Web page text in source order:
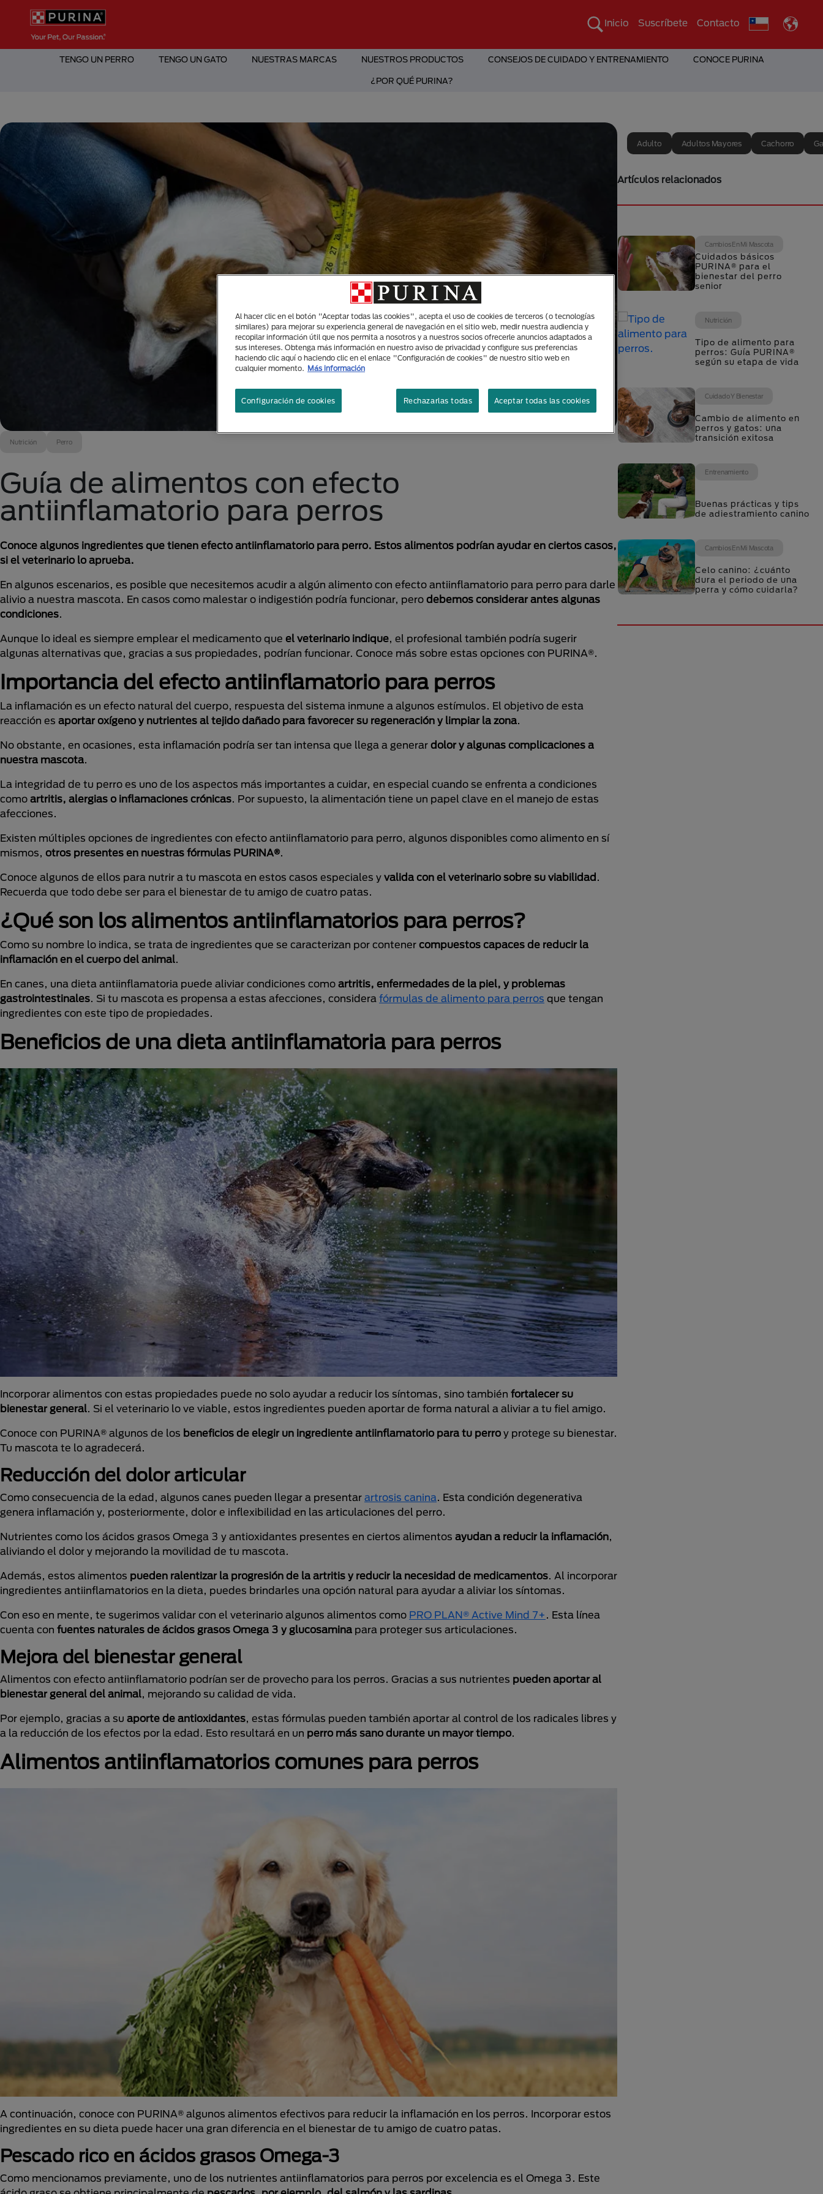
Pasar al contenido principal
Menú Secundario Purina
Inicio Suscríbete Contacto
Menú Principal Purina
TENGO UN PERRO TENGO UN GATO NUESTRAS MARCAS NUESTROS PRODUCTOS CONSEJOS DE CUIDADO Y ENTRENAMIENTO CONOCE PURINA
¿POR QUÉ PURINA?
Nutrición Perro
Guía de alimentos con efecto
antiinflamatorio para perros
Conoce algunos ingredientes que tienen efecto antiinflamatorio para perro. Estos alimentos podrían ayudar en ciertos casos,
si el veterinario lo aprueba.
En algunos escenarios, es posible que necesitemos acudir a algún alimento con efecto antiinflamatorio para perro para darle
alivio a nuestra mascota. En casos como malestar o indigestión podría funcionar, pero debemos considerar antes algunas
condiciones.
Aunque lo ideal es siempre emplear el medicamento que el veterinario indique, el profesional también podría sugerir
algunas alternativas que, gracias a sus propiedades, podrían funcionar. Conoce más sobre estas opciones con PURINA®.
Importancia del efecto antiinflamatorio para perros
La inflamación es un efecto natural del cuerpo, respuesta del sistema inmune a algunos estímulos. El objetivo de esta
reacción es aportar oxígeno y nutrientes al tejido dañado para favorecer su regeneración y limpiar la zona.
No obstante, en ocasiones, esta inflamación podría ser tan intensa que llega a generar dolor y algunas complicaciones a
nuestra mascota.
La integridad de tu perro es uno de los aspectos más importantes a cuidar, en especial cuando se enfrenta a condiciones
como artritis, alergias o inflamaciones crónicas. Por supuesto, la alimentación tiene un papel clave en el manejo de estas
afecciones.
Existen múltiples opciones de ingredientes con efecto antiinflamatorio para perro, algunos disponibles como alimento en sí
mismos, otros presentes en nuestras fórmulas PURINA®.
Conoce algunos de ellos para nutrir a tu mascota en estos casos especiales y valida con el veterinario sobre su viabilidad.
Recuerda que todo debe ser para el bienestar de tu amigo de cuatro patas.
¿Qué son los alimentos antiinflamatorios para perros?
Como su nombre lo indica, se trata de ingredientes que se caracterizan por contener compuestos capaces de reducir la
inflamación en el cuerpo del animal.
En canes, una dieta antiinflamatoria puede aliviar condiciones como artritis, enfermedades de la piel, y problemas
gastrointestinales. Si tu mascota es propensa a estas afecciones, considera fórmulas de alimento para perros que tengan
ingredientes con este tipo de propiedades.
Beneficios de una dieta antiinflamatoria para perros
Incorporar alimentos con estas propiedades puede no solo ayudar a reducir los síntomas, sino también fortalecer su
bienestar general. Si el veterinario lo ve viable, estos ingredientes pueden aportar de forma natural a aliviar a tu fiel amigo.
Conoce con PURINA® algunos de los beneficios de elegir un ingrediente antiinflamatorio para tu perro y protege su bienestar.
Tu mascota te lo agradecerá.
Reducción del dolor articular
Como consecuencia de la edad, algunos canes pueden llegar a presentar artrosis canina. Esta condición degenerativa
genera inflamación y, posteriormente, dolor e inflexibilidad en las articulaciones del perro.
Nutrientes como los ácidos grasos Omega 3 y antioxidantes presentes en ciertos alimentos ayudan a reducir la inflamación,
aliviando el dolor y mejorando la movilidad de tu mascota.
Además, estos alimentos pueden ralentizar la progresión de la artritis y reducir la necesidad de medicamentos. Al incorporar
ingredientes antiinflamatorios en la dieta, puedes brindarles una opción natural para ayudar a aliviar los síntomas.
Con eso en mente, te sugerimos validar con el veterinario algunos alimentos como PRO PLAN® Active Mind 7+ . Esta línea
cuenta con fuentes naturales de ácidos grasos Omega 3 y glucosamina para proteger sus articulaciones.
Mejora del bienestar general
Alimentos con efecto antiinflamatorio podrían ser de provecho para los perros. Gracias a sus nutrientes pueden aportar al
bienestar general del animal, mejorando su calidad de vida.
Por ejemplo, gracias a su aporte de antioxidantes, estas fórmulas pueden también aportar al control de los radicales libres y
a la reducción de los efectos por la edad. Esto resultará en un perro más sano durante un mayor tiempo.
Alimentos antiinflamatorios comunes para perros
A continuación, conoce con PURINA® algunos alimentos efectivos para reducir la inflamación en los perros. Incorporar estos
ingredientes en su dieta puede hacer una gran diferencia en el bienestar de tu amigo de cuatro patas.
Pescado rico en ácidos grasos Omega-3
Como mencionamos previamente, uno de los nutrientes antiinflamatorios para perros por excelencia es el Omega 3. Este
Adulto Adultos Mayores Cachorro
Artículos relacionados
Cambios En Mi Mascota
Cuidados básicos
PURINA® para el
bienestar del perro
senior
Nutrición
Tipo de alimento para
perros: Guía PURINA®
según su etapa de vida
Cuidado Y Bienestar
Cambio de alimento en
perros y gatos: una
transición exitosa
Entrenamiento
Buenas prácticas y tips
de adiestramiento canino
Cambios En Mi Mascota
Celo canino: ¿cuánto
dura el periodo de una
perra y cómo cuidarla?
Al hacer clic en el botón "Aceptar todas las cookies", acepta el uso de cookies de terceros (o tecnologías
similares) para mejorar su experiencia general de navegación en el sitio web, medir nuestra audiencia y
recopilar información útil que nos permita a nosotros y a nuestros socios ofrecerle anuncios adaptados a
sus intereses. Obtenga más información en nuestro aviso de privacidad y configure sus preferencias
haciendo clic aquí o haciendo clic en el enlace "Configuración de cookies" de nuestro sitio web en
cualquier momento. Más información
Rechazarlas todas Aceptar todas las cookies
Configuración de cookies